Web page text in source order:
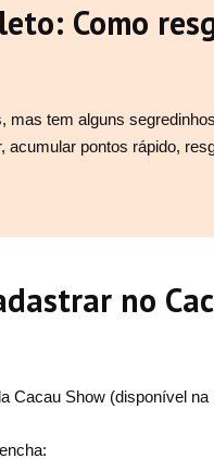
Como
mas tem alguns
pontos rápido,
no
Cacau Show (disponível na